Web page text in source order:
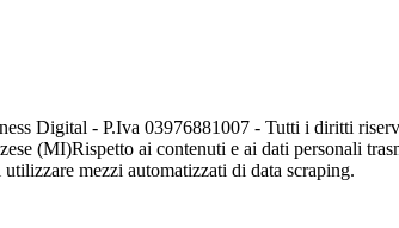
Digital - P.Iva 03976881007 - Tutti i diritti
(MI)Rispetto ai contenuti e ai dati personali
mezzi automatizzati di data scraping.